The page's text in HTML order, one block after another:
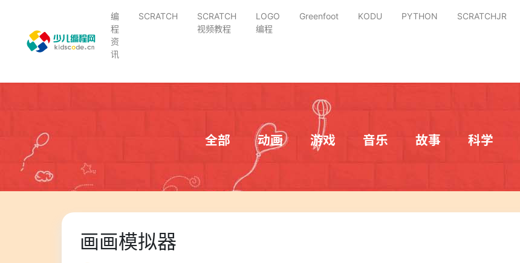
编
程
资
讯
SCRATCH
SCRATCH
视频教程
LOGO
编程
Greenfoot KODU PYTHON SCRATCHJR
全部 动画 游戏 音乐 故事 科学
画画模拟器